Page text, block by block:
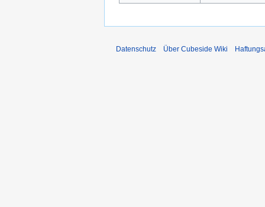
Datenschutz Über Cubeside Wiki